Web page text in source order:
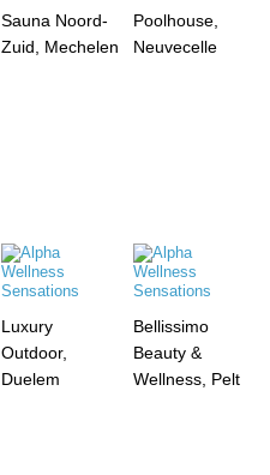
Sauna Noord-
Zuid, Mechelen
Poolhouse,
Neuvecelle
Luxury
Outdoor,
Duelem
Bellissimo
Beauty &
Wellness, Pelt